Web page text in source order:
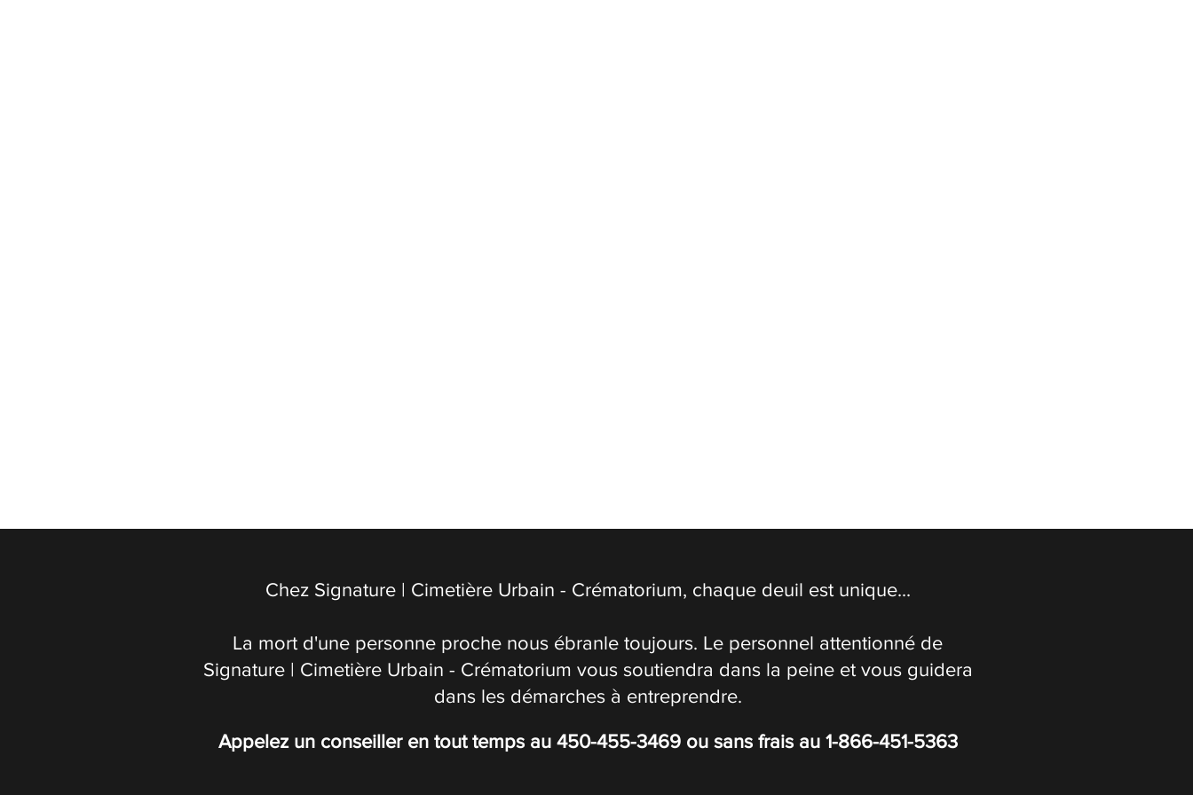
Chez Signature | Cimetière Urbain - Crématorium, chaque deuil est unique...
La mort d'une personne proche nous ébranle toujours. Le personnel attentionné de
Signature | Cimetière Urbain - Crématorium vous soutiendra dans la peine et vous guidera
dans les démarches à entreprendre.
Appelez un conseiller en tout temps au 450-455-3469ou sans frais au 1-866-451-5363